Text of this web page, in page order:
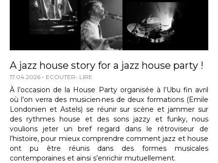
A jazz house story for a jazz house party !
17.04.2026 ECOUTER LIRE
À l’occasion de la House Party organisée à l’Ubu fin avril
où l’on verra des musicien·nes de deux formations (Emile
Londonien et Astels) se réunir sur scène et jammer sur
des rythmes house et des sons jazzy et funky, nous
voulions jeter un bref regard dans le rétroviseur de
l’histoire, pour mieux comprendre comment jazz et house
ont pu être réunis dans des formes musicales
contemporaines et ainsi s’enrichir mutuellement.